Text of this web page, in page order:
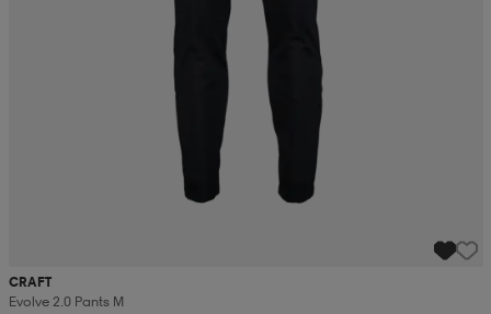
CRAFT
Evolve 2.0 Pants M